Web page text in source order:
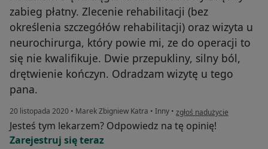
zabieg płatny. Zlecenie rehabilitacji (bez
określenia szczegółów rehabilitacji) oraz wizyta u
neurochirurga, który powie mi, ze do operacji to
się nie kwalifikuje. Dwie przepukliny, silny ból,
drętwienie kończyn. Odradzam wizytę u tego
pana.
20 listopada 2020 • Marek Zbigniew Katra • Inny • w opinii użytkownika Marta
zgłoś nadużycie
Jesteś tym lekarzem? Odpowiedz na tę opinię!
Zarejestruj się teraz